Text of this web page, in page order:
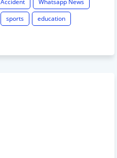
sports
education